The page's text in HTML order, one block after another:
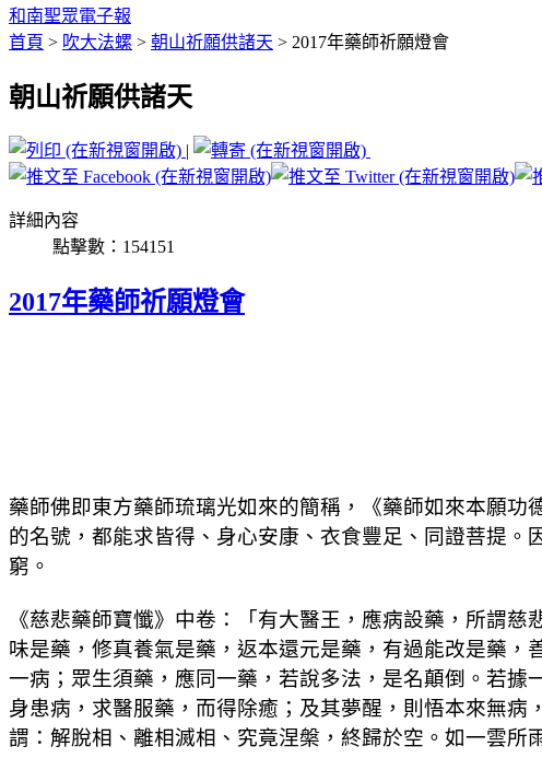
和南聖眾電子報
首頁 > 吹大法螺 > 朝山祈願供諸天 > 2017年藥師祈願燈會
朝山祈願供諸天
|
詳細內容
點擊數：154151
2017年藥師祈願燈會
藥師佛即東方藥師琉璃光如來的簡稱，《藥師如來本願功
的名號，都能求皆得、身心安康、衣食豐足、同證菩提
窮。
《慈悲藥師寶懺》中卷：「有大醫王，應病設藥，所謂
味是藥，修真養氣是藥，返本還元是藥，有過能改是藥
一病；眾生須藥，應同一藥，若說多法，是名顛倒。若
身患病，求醫服藥，而得除癒；及其夢醒，則悟本來無
謂：解脫相、離相滅相、究竟涅槃，終歸於空。如一雲所